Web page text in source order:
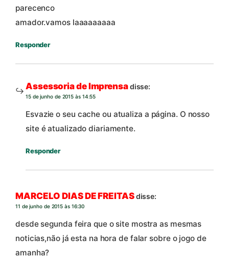
parecenco
amador.vamos laaaaaaaaa
Responder
Assessoria de Imprensadisse:
15 de junho de 2015 às 14:55
Esvazie o seu cache ou atualiza a página. O nosso
site é atualizado diariamente.
Responder
MARCELO DIAS DE FREITASdisse:
11 de junho de 2015 às 16:30
desde segunda feira que o site mostra as mesmas
noticias,não já esta na hora de falar sobre o jogo de
amanha?